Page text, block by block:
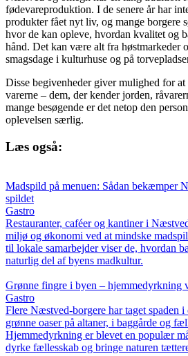
fødevareproduktion. I de senere år har
produkter fået nyt liv, og mange borgere
hvor de kan opleve, hvordan kvalitet og
hånd. Det kan være alt fra høstmarkeder
smagsdage i kulturhuse og på
Disse begivenheder giver mulighed for
varerne – dem, der kender jorden,
mange besøgende er det netop den
oplevelsen særlig.
Læs også:
Madspild på menuen: Sådan bekæmper
spildet
Gastro
Restauranter, caféer og kantiner i
miljø og økonomi ved at mindske
til lokale samarbejder viser de, hvordan
naturlig del af byens madkultur.
Grønne fingre i byen – hjemmedyrkning
Gastro
Flere Næstved-borgere har taget spaden i
grønne oaser på altaner, i baggårde og
Hjemmedyrkning er blevet en populær
dyrke fællesskab og bringe naturen